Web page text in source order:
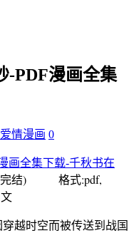
-PDF漫画全集
爱情漫画 0
已完结) 格式:pdf,
越时空而被传送到战国